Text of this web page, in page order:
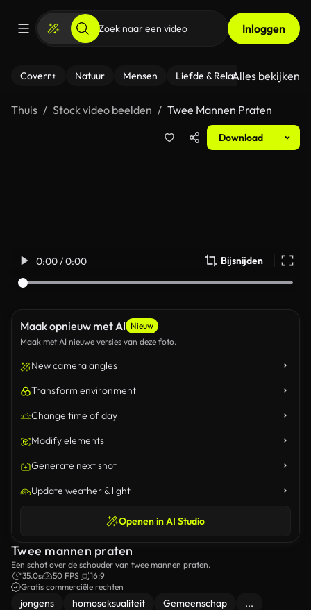
Inloggen
Coverr+ Natuur Mensen Liefde & Relaties - Fitness
Alles bekijken
Thuis Stock video beelden Twee Mannen Praten
Download
0:00 / 0:00 Bijsnijden
Maak opnieuw met AI Nieuw
Maak met AI nieuwe versies van deze foto.
New camera angles
Transform environment
Change time of day
Modify elements
Generate next shot
Update weather & light
Openen in AI Studio
Twee mannen praten
Een schot over de schouder van twee mannen praten.
35.0s
50 FPS
16:9
Gratis commerciële rechten
jongens homoseksualiteit Gemeenschap ...